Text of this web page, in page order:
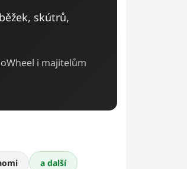
skútrů,
i majitelům
a další